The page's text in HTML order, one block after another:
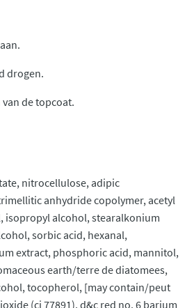
drogen.
van de topcoat.
nitrocellulose, adipic
anhydride copolymer, acetyl
isopropyl alcohol, stearalkonium
sorbic acid, hexanal,
extract, phosphoric acid, mannitol,
earth/terre de diatomees,
tocopherol, [may contain/peut
(ci 77891), d&c red no. 6 barium